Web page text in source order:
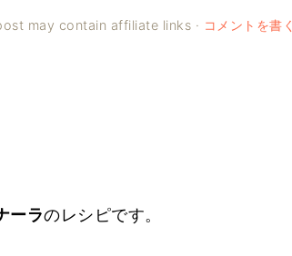
may contain affiliate links · コメントを書く
ーラのレシピです。